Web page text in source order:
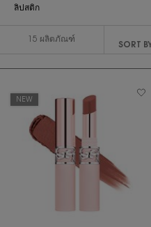
ลิปสติก
15 ผลิตภัณฑ์
NEW